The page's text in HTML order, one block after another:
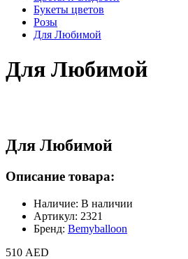
Букеты цветов
Розы
Для Любимой
Для Любимой
Для Любимой
Описание товара:
Наличие: В наличии
Артикул: 2321
Бренд: Bemyballoon
510 AED